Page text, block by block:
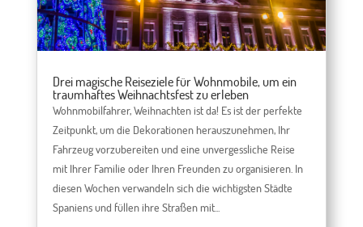
Drei magische Reiseziele für Wohnmobile, um ein
traumhaftes Weihnachtsfest zu erleben
Wohnmobilfahrer, Weihnachten ist da! Es ist der perfekte
Zeitpunkt, um die Dekorationen herauszunehmen, Ihr
Fahrzeug vorzubereiten und eine unvergessliche Reise
mit Ihrer Familie oder Ihren Freunden zu organisieren. In
diesen Wochen verwandeln sich die wichtigsten Städte
Spaniens und füllen ihre Straßen mit...